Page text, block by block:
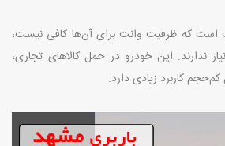
است که ظرفیت وانت برای آن‌ها کافی نیست،
ندارند. این خودرو در حمل کالاهای تجاری،
کاربرد زیادی دارد.